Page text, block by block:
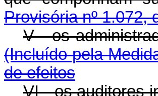
Provisória nº 1.072,
V - os
(Incluído pela
de efeitos
VI - os